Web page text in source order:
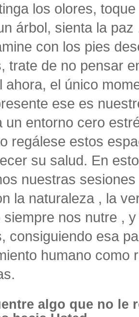
los olores,
árbol, sienta la
con los pies
trate de no pensar
ahora, el único
ese es
un entorno cero
regálese estos
su salud. En
nuestras
la naturaleza , la
siempre nos nutre ,
consiguiendo esa
humano como
algo que no le